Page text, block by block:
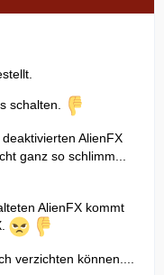
schalten.
AlienFX
ganz so schlimm...
AlienFX kommt
verzichten können....